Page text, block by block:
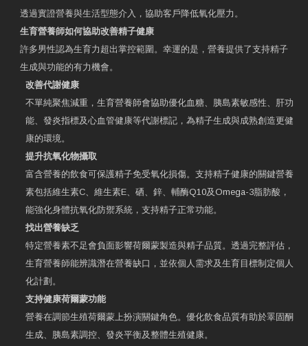
透過實證營養與生活型態介入，協助客戶降低氧化壓力。
生育營養師如何協助改善精子健康
許多男性認為生育力超出掌控範圍。幸運的是，營養提供了支持精子
生成與功能的有力機會。
改善代謝健康
不單純聚焦減重，生育營養師會協助優化血糖、胰島素敏感性、肝功
能、發炎指標及心血管健康等代謝標記，為精子生成與成熟創造更健
康的環境。
提升抗氧化物攝取
富含營養的飲食可保護精子免受氧化損傷。支持精子健康的關鍵營養
素包括維生素C、維生素E、硒、鋅、輔酶Q10及Omega-3脂肪酸，
能強化身體抗氧化防禦系統，支持精子正常功能。
找出營養缺乏
特定營養素不足會負面影響荷爾蒙製造與精子品質。透過完整評估，
生育營養師能辨識潛在營養缺口，並依個人需求及生育目標制定個人
化計劃。
支持健康荷爾蒙功能
營養在調節生殖荷爾蒙上扮演關鍵角色。優化飲食品質有助於睪固酮
生成、胰島素調控、發炎平衡及整體生殖健康。